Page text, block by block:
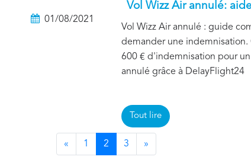
01/08/2021
Vol Wizz Air annulé:
Vol Wizz Air annulé : guide
demander une indemnisation.
600 € d'indemnisation pour
annulé grâce à DelayFlight24
Tout lire
« 1 2 3 »